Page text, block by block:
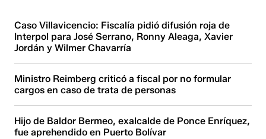
Caso Villavicencio: Fiscalía pidió difusión roja de
Interpol para José Serrano, Ronny Aleaga, Xavier
Jordán y Wilmer Chavarría
Ministro Reimberg criticó a fiscal por no formular
cargos en caso de trata de personas
Hijo de Baldor Bermeo, exalcalde de Ponce Enríquez,
fue aprehendido en Puerto Bolívar